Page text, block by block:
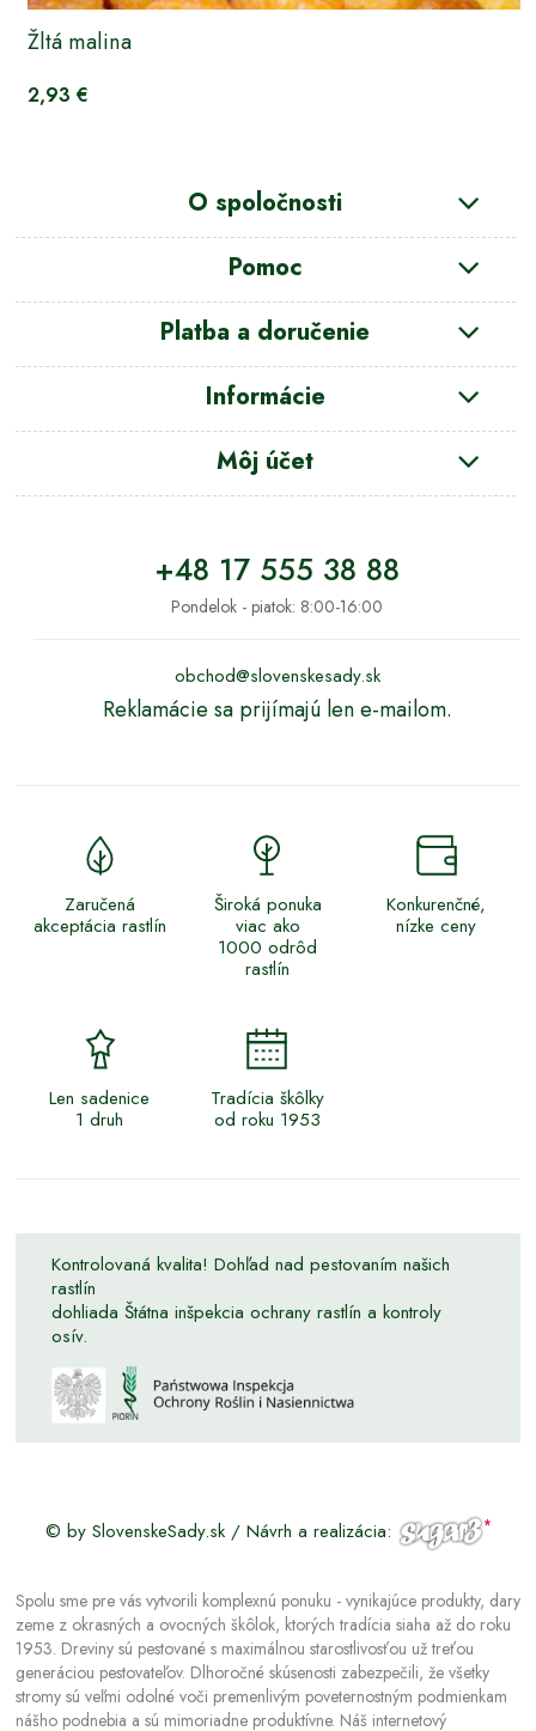
Žltá malina
2,93 €
O spoločnosti
Pomoc
Platba a doručenie
Informácie
Môj účet
+48 17 555 38 88
Pondelok - piatok: 8:00-16:00
obchod@slovenskesady.sk
Reklamácie sa prijímajú len e-mailom.
Zaručená
akceptácia rastlín
Široká ponuka
viac ako
1000 odrôd
rastlín
Konkurenčné,
nízke ceny
Len sadenice
1 druh
Tradícia škôlky
od roku 1953
Kontrolovaná kvalita! Dohľad nad pestovaním našich
rastlín
dohliada Štátna inšpekcia ochrany rastlín a kontroly
osív.
© by SlovenskeSady.sk / Návrh a realizácia:
Spolu sme pre vás vytvorili komplexnú ponuku - vynikajúce produkty, dary
zeme z okrasných a ovocných škôlok, ktorých tradícia siaha až do roku
1953. Dreviny sú pestované s maximálnou starostlivosťou už treťou
generáciou pestovateľov. Dlhoročné skúsenosti zabezpečili, že všetky
stromy sú veľmi odolné voči premenlivým poveternostným podmienkam
nášho podnebia a sú mimoriadne produktívne. Náš internetový